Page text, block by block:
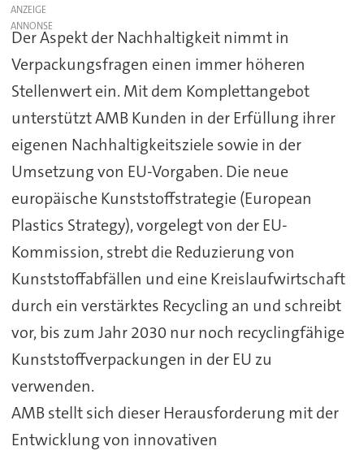
ANZEIGE
Der Aspekt der Nachhaltigkeit nimmt in
Verpackungsfragen einen immer höheren
Stellenwert ein. Mit dem Komplettangebot
unterstützt AMB Kunden in der Erfüllung ihrer
eigenen Nachhaltigkeitsziele sowie in der
Umsetzung von EU-Vorgaben. Die neue
europäische Kunststoffstrategie (European
Plastics Strategy), vorgelegt von der EU-
Kommission, strebt die Reduzierung von
Kunststoffabfällen und eine Kreislaufwirtschaft
durch ein verstärktes Recycling an und schreibt
vor, bis zum Jahr 2030 nur noch recyclingfähige
Kunststoffverpackungen in der EU zu
verwenden.
AMB stellt sich dieser Herausforderung mit der
Entwicklung von innovativen